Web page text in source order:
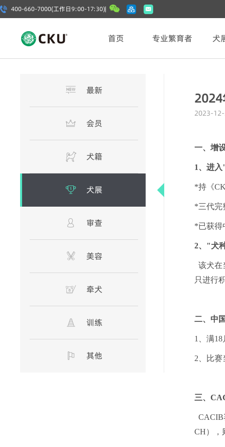
400-660-7000(工作日9:00-17:30) |
首页 专业繁育者 犬
最新
会员
犬籍
犬展
审查
美容
牵犬
训练
其他
2024
2023-
一、增
1、进
*持《
*三代完
*已获得
2、"犬
该犬在
只进行
二、中
1、满
2、比
三、
CH），